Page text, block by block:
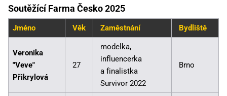
Soutěžící Farma Česko 2025
Jméno Věk Zaměstnání Bydliště
Veronika
"Veve"
Přikrylová
27
modelka,
influencerka
a finalistka
Survivor 2022
Brno